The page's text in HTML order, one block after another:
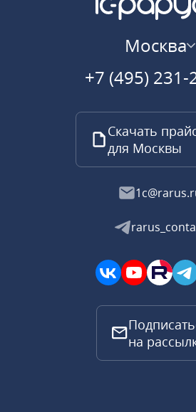
Москва
+7 (495) 231-
Скачать
для Москвы
на